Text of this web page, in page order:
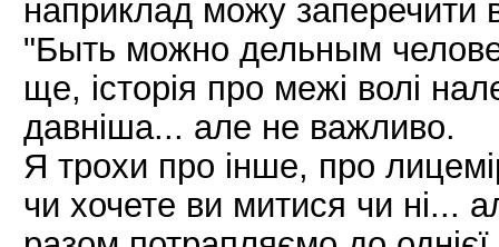
наприклад можу
"Быть можно дельным
ще, історія про межі волі
давніша... але не важливо.
Я трохи про інше, про
чи хочете ви митися чи ні...